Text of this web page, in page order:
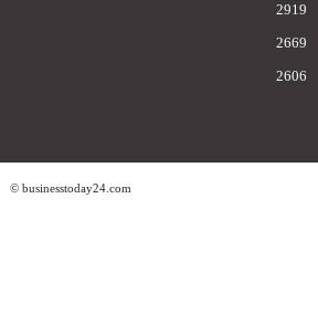
2919
2669
2606
© businesstoday24.com